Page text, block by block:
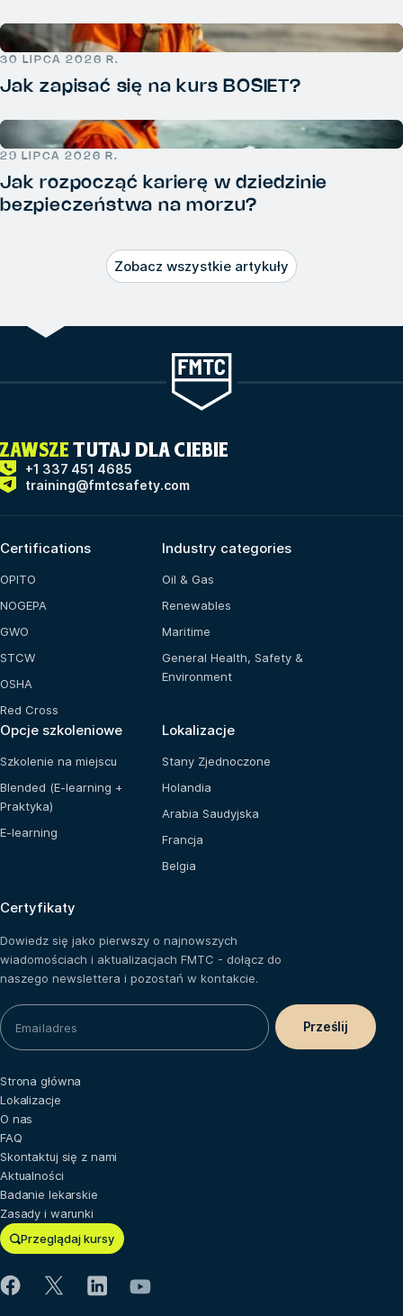
30 LIPCA 2026 R.
Jak zapisać się na kurs BOSIET?
29 LIPCA 2026 R.
Jak rozpocząć karierę w dziedzinie
bezpieczeństwa na morzu?
Zobacz wszystkie artykuły
ZAWSZE TUTAJ DLA CIEBIE
+1 337 451 4685
training@fmtcsafety.com
Certifications
OPITO
NOGEPA
GWO
STCW
OSHA
Red Cross
Industry categories
Oil & Gas
Renewables
Maritime
General Health, Safety &
Environment
Opcje szkoleniowe
Szkolenie na miejscu
Blended (E-learning +
Praktyka)
E-learning
Lokalizacje
Stany Zjednoczone
Holandia
Arabia Saudyjska
Francja
Belgia
Certyfikaty
Dowiedz się jako pierwszy o najnowszych
wiadomościach i aktualizacjach FMTC - dołącz do
naszego newslettera i pozostań w kontakcie.
Przeglądaj kursy
Strona główna
Lokalizacje
O nas
FAQ
Skontaktuj się z nami
Aktualności
Badanie lekarskie
Zasady i warunki